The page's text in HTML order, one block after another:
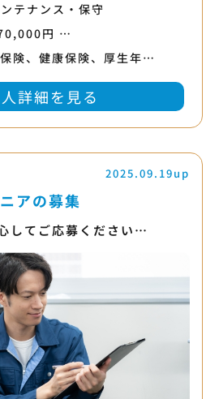
テナンス・保守
円 …
険、健康保険、厚生年…
詳細を見る
2025.09.19up
アの募集
してご応募ください…